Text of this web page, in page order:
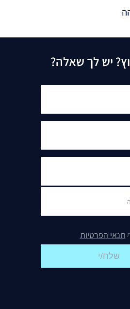
יש לך שאלה?
תנאי הפרטיות
שלח/י